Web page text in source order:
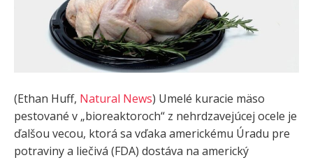
(Ethan Huff, Natural News) Umelé kuracie mäso
pestované v „bioreaktoroch“ z nehrdzavejúcej ocele je
ďalšou vecou, ​​ktorá sa vďaka americkému Úradu pre
potraviny a liečivá (FDA) dostáva na americký